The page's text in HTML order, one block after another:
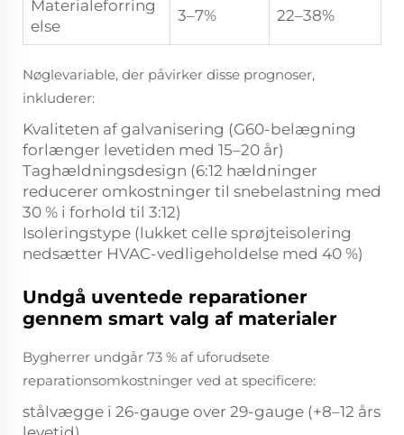
Materialeforring
else
3–7% 22–38%
Nøglevariable, der påvirker disse prognoser,
inkluderer:
Kvaliteten af galvanisering (G60-belægning
forlænger levetiden med 15–20 år)
Taghældningsdesign (6:12 hældninger
reducerer omkostninger til snebelastning med
30 % i forhold til 3:12)
Isoleringstype (lukket celle sprøjteisolering
nedsætter HVAC-vedligeholdelse med 40 %)
Undgå uventede reparationer
gennem smart valg af materialer
Bygherrer undgår 73 % af uforudsete
reparationsomkostninger ved at specificere:
stålvægge i 26-gauge over 29-gauge (+8–12 års